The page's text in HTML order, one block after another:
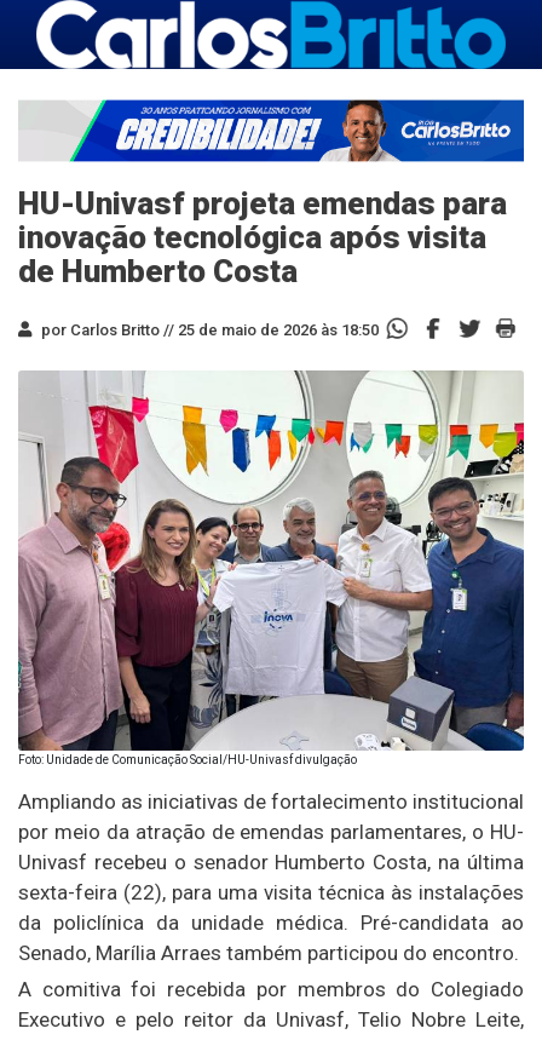
HU-Univasf projeta emendas para
inovação tecnológica após visita
de Humberto Costa
por Carlos Britto // 25 de maio de 2026 às 18:50
Foto: Unidade de Comunicação Social/HU-Univasf divulgação
Ampliando as iniciativas de fortalecimento institucional
por meio da atração de emendas parlamentares, o HU-
Univasf recebeu o senador Humberto Costa, na última
sexta-feira (22), para uma visita técnica às instalações
da policlínica da unidade médica. Pré-candidata ao
Senado, Marília Arraes também participou do encontro.
A comitiva foi recebida por membros do Colegiado
Executivo e pelo reitor da Univasf, Telio Nobre Leite,